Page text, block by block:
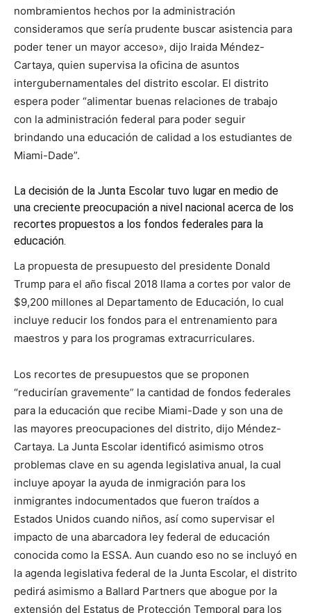
nombramientos hechos por la administración
consideramos que sería prudente buscar asistencia para
poder tener un mayor acceso», dijo Iraida Méndez-
Cartaya, quien supervisa la oficina de asuntos
intergubernamentales del distrito escolar. El distrito
espera poder “alimentar buenas relaciones de trabajo
con la administración federal para poder seguir
brindando una educación de calidad a los estudiantes de
Miami-Dade”.
La decisión de la Junta Escolar tuvo lugar en medio de
una creciente preocupación a nivel nacional acerca de los
recortes propuestos a los fondos federales para la
educación.
La propuesta de presupuesto del presidente Donald
Trump para el año fiscal 2018 llama a cortes por valor de
$9,200 millones al Departamento de Educación, lo cual
incluye reducir los fondos para el entrenamiento para
maestros y para los programas extracurriculares.
Los recortes de presupuestos que se proponen
“reducirían gravemente” la cantidad de fondos federales
para la educación que recibe Miami-Dade y son una de
las mayores preocupaciones del distrito, dijo Méndez-
Cartaya. La Junta Escolar identificó asimismo otros
problemas clave en su agenda legislativa anual, la cual
incluye apoyar la ayuda de inmigración para los
inmigrantes indocumentados que fueron traídos a
Estados Unidos cuando niños, así como supervisar el
impacto de una abarcadora ley federal de educación
conocida como la ESSA. Aun cuando eso no se incluyó en
la agenda legislativa federal de la Junta Escolar, el distrito
pedirá asimismo a Ballard Partners que abogue por la
extensión del Estatus de Protección Temporal para los